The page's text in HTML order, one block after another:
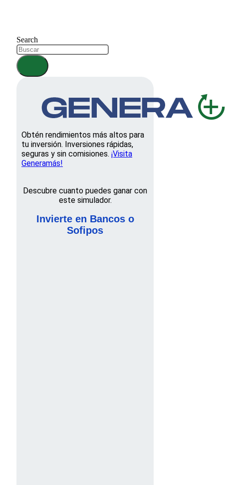
Search
Obtén rendimientos más altos para
tu inversión. Inversiones rápidas,
seguras y sin comisiones. ¡Visita
Generamás!
Descubre cuanto puedes ganar con
este simulador.
Invierte en Bancos o
Sofipos